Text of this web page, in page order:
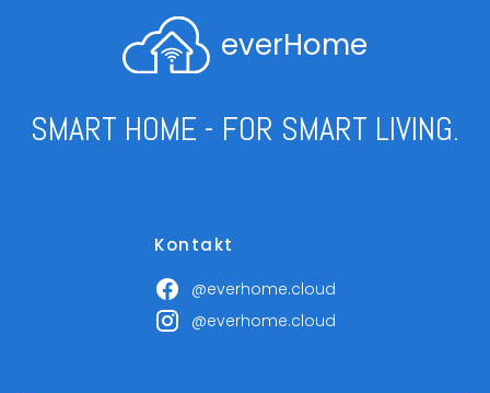
everHome
SMART HOME - FOR SMART LIVING.
Kontakt
@everhome.cloud
@everhome.cloud